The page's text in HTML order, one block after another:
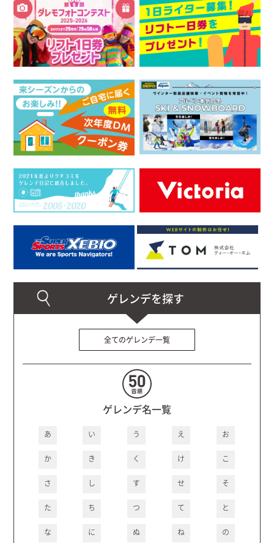
全てのゲレンデ一覧
ゲレンデ名一覧
あ い う え お
か き く け こ
さ し す せ そ
た ち つ て と
な に ぬ ね の